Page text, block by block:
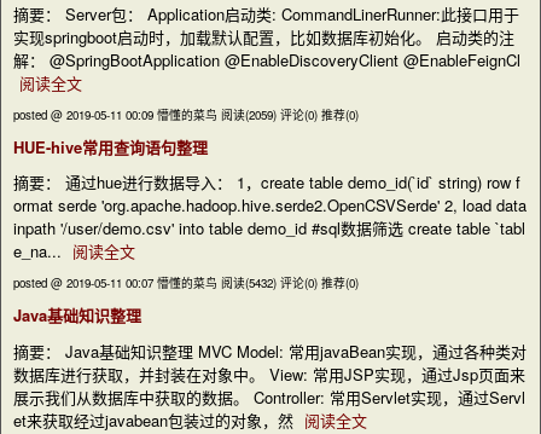
摘要： Server包： Application启动类: CommandLinerRunner:此接口用于
实现springboot启动时，加载默认配置，比如数据库初始化。 启动类的注
解： @SpringBootApplication @EnableDiscoveryClient @EnableFeignCl
阅读全文
posted @ 2019-05-11 00:09 懵懂的菜鸟 阅读(2059) 评论(0) 推荐(0)
HUE-hive常用查询语句整理
摘要： 通过hue进行数据导入： 1，create table demo_id(`id` string) row f
ormat serde 'org.apache.hadoop.hive.serde2.OpenCSVSerde' 2, load data
inpath '/user/demo.csv' into table demo_id #sql数据筛选 create table `tabl
e_na... 阅读全文
posted @ 2019-05-11 00:07 懵懂的菜鸟 阅读(5432) 评论(0) 推荐(0)
Java基础知识整理
摘要： Java基础知识整理 MVC Model: 常用javaBean实现，通过各种类对
数据库进行获取，并封装在对象中。 View: 常用JSP实现，通过Jsp页面来
展示我们从数据库中获取的数据。 Controller: 常用Servlet实现，通过Servl
et来获取经过javabean包装过的对象，然 阅读全文